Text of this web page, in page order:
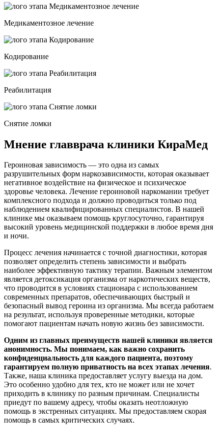
Медикаментозное лечение
Кодирование
Реабилитация
Снятие ломки
Мнение главврача клиники КираМед
Героиновая зависимость — это одна из самых
разрушительных форм наркозависимости, которая оказывает
негативное воздействие на физическое и психическое
здоровье человека. Лечение героиновой наркомании требует
комплексного подхода и должно проводиться только под
наблюдением квалифицированных специалистов. В нашей
клинике мы оказываем помощь круглосуточно, гарантируя
высокий уровень медицинской поддержки в любое время дня
и ночи.
Процесс лечения начинается с точной диагностики, которая
позволяет определить степень зависимости и выбрать
наиболее эффективную тактику терапии. Важным элементом
является детоксикация организма от наркотических веществ,
что проводится в условиях стационара с использованием
современных препаратов, обеспечивающих быстрый и
безопасный вывод героина из организма. Мы всегда работаем
на результат, используя проверенные методики, которые
помогают пациентам начать новую жизнь без зависимости.
Одним из главных преимуществ нашей клиники является
анонимность. Мы понимаем, как важно сохранить
конфиденциальность для каждого пациента, поэтому
гарантируем полную приватность на всех этапах лечения.
Также, наша клиника предоставляет услугу выезда на дом.
Это особенно удобно для тех, кто не может или не хочет
приходить в клинику по разным причинам. Специалисты
приедут по вашему адресу, чтобы оказать неотложную
помощь в экстренных ситуациях. Мы предоставляем скорая
помощь в самых критических случаях.